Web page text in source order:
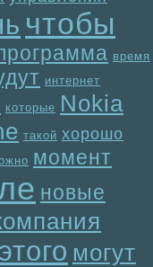
чтобы
время
интернет
которые Nokia
такой хорошо
момент
новые
этого могут